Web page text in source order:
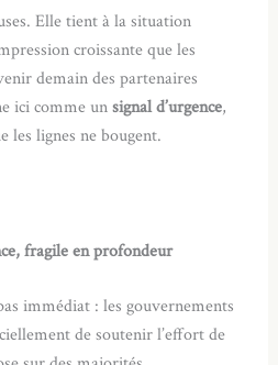
Elle tient à la situation
croissante que les
demain des partenaires
ici comme unsignal d’urgence,
les lignes ne bougent.
fragile en profondeur
immédiat : les gouvernements
de soutenir l’effort de